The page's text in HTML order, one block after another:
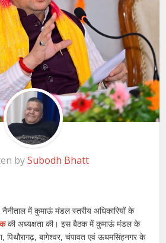
bySubodh Bhatt
नैनीताल में कुमाऊं मंडल स्तरीय अधिकारियों के
की अध्यक्षता की। इस बैठक में कुमाऊं मंडल के
पिथौरागढ़, बागेश्वर, चंपावत एवं ऊधमसिंहनगर के